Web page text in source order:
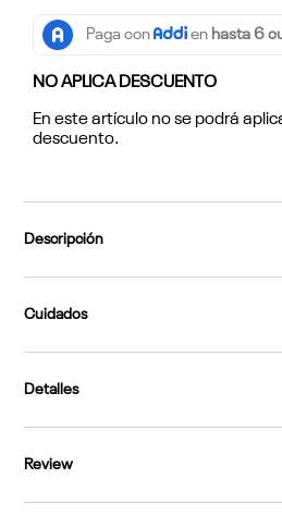
NO APLICA DESCUENTO
En este artículo no se podrá
descuento.
Descripción
Cuidados
Detalles
Review